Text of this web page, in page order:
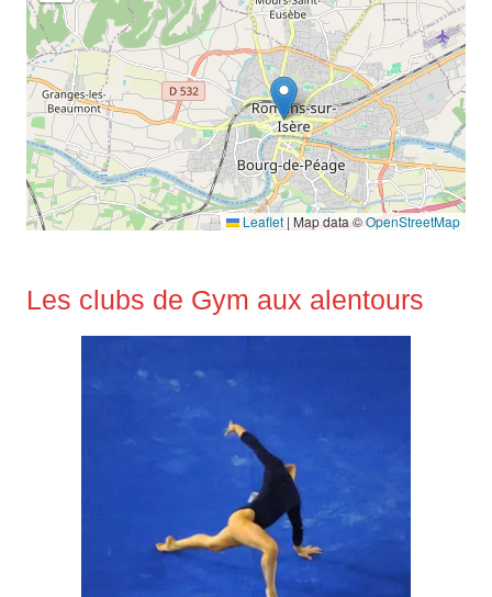
Leaflet | Map data ©OpenStreetMap
Les clubs de Gym aux alentours